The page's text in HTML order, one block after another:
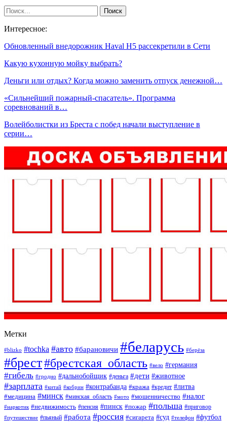
Интересное:
Обновленный внедорожник Haval H5 рассекретили в Сети
Какую кухонную мойку выбрать?
Деньги или отдых? Когда можно заменить отпуск денежной…
«Сильнейший пожарный-спасатель». Программа
соревнований в…
Волейболистки из Бреста с побед начали выступление в
серии…
Метки
#blizko #tochka #авто #барановичи #беларусь #берёза
#брест#брестская_область #вело #германия
#гибель #гродно #дальнобойщик #деньга #дети #животное
#зарплата #китай #кобрин #контрабанда #кража #кредит #литва
#медицина #минск #минская_область #мото #мошенничество #налог
#наркотик #недвижимость #пенсия #пинск #пожар #польша #приговор
#путешествие #пьяный #работа #россия #сигарета #суд #телефон #футбол